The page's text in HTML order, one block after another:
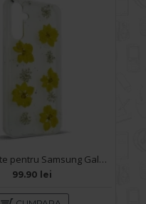
Husa spate pentru Samsung Galaxy A34 5G- Natural case
99.90 lei